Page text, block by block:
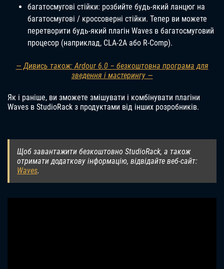
багатосмугові стійки: розбийте будь-який ланцюг на
багатосмугові / кроссоверні стійки. Тепер ви можете
перетворити будь-який плагін Waves в багатосмуговий
процесор (наприклад, CLA-2A або R-Comp).
— Дивись також: Ardour 6.0 – безкоштовна програма для
зведення і мастерингу —
Як і раніше, ви зможете змішувати і комбінувати плагіни
Waves в StudioRack з продуктами від інших розробників.
Щоб завантажити безкоштовно StudioRack, а також
отримати додаткову інформацію, відвідайте веб-сайт:
Waves.